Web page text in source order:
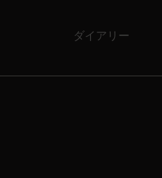
ダイアリー